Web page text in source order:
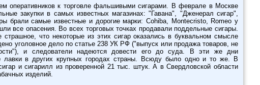
оперативников к торговле фальшивыми сигарами. В феврале в Москве
закупки в самых известных магазинах: "Гавана", "Дженерал сигар",
брали самые известные и дорогие марки: Cohiba, Montecristo, Romeo y
все опасения. Во всех торговых точках продавали поддельные сигары.
что некоторые из этих сигар оказались в буквальном смысле
уголовное дело по статье 238 УК РФ ("выпуск или продажа товаров, не
и следователи надеются довести его до суда. В эти же дни
лавки в других крупных городах страны. Всюду было одно и то же. В
и сигарилл из проверенной 21 тыс. штук. А в Свердловской области
изделий.